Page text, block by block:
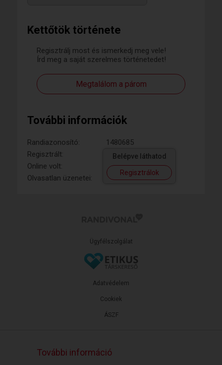
Kettőtök története
Regisztrálj most és ismerkedj meg vele!
Írd meg a saját szerelmes történetedet!
Megtalálom a párom
További információk
Randiazonosító:
1480685
Regisztrált:
Online volt:
Olvasatlan üzenetei:
Belépve láthatod
Regisztrálok
Ügyfélszolgálat
ÁSZF
Adatvédelem
Cookiek
További információ